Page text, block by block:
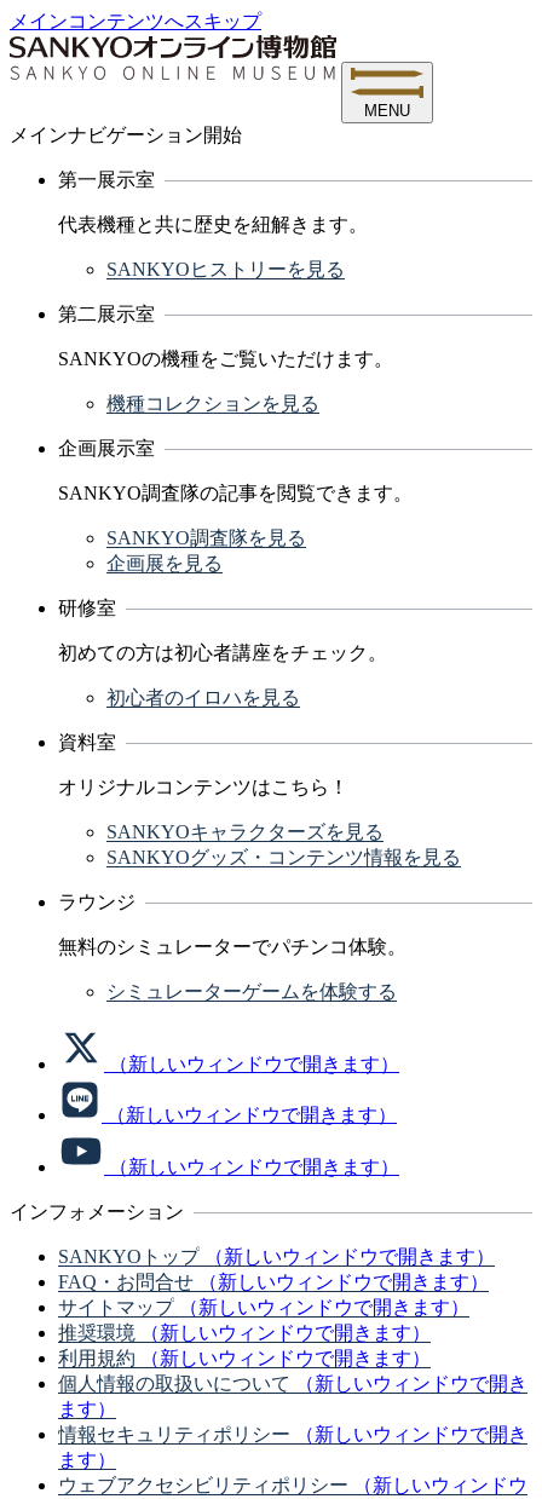
メインコンテンツへスキップ
MENU
メインナビゲーション開始
第一展示室
代表機種と共に歴史を紐解きます。
SANKYOヒストリーを見る
第二展示室
SANKYOの機種をご覧いただけます。
機種コレクションを見る
企画展示室
SANKYO調査隊の記事を閲覧できます。
SANKYO調査隊を見る
企画展を見る
研修室
初めての方は初心者講座をチェック。
初心者のイロハを見る
資料室
オリジナルコンテンツはこちら！
SANKYOキャラクターズを見る
SANKYOグッズ・コンテンツ情報を見る
ラウンジ
無料のシミュレーターでパチンコ体験。
シミュレーターゲームを体験する
（新しいウィンドウで開きます）
（新しいウィンドウで開きます）
（新しいウィンドウで開きます）
インフォメーション
SANKYOトップ
（新しいウィンドウで開きます）
FAQ・お問合せ
（新しいウィンドウで開きます）
サイトマップ
（新しいウィンドウで開きます）
推奨環境
（新しいウィンドウで開きます）
利用規約
（新しいウィンドウで開きます）
個人情報の取扱いについて
（新しいウィンドウで開き
ます）
情報セキュリティポリシー
（新しいウィンドウで開き
ます）
ウェブアクセシビリティポリシー
（新しいウィンドウ